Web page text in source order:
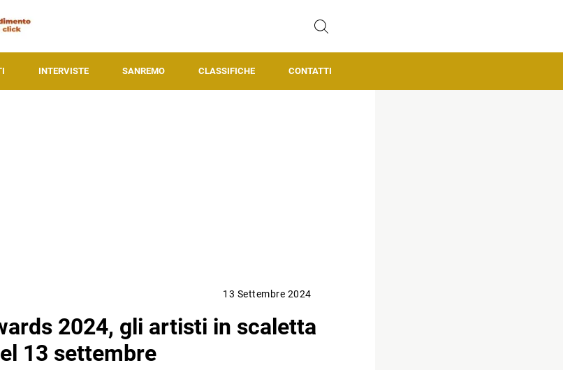
INTERVISTE SANREMO CLASSIFICHE CONTATTI
13 Settembre 2024
2024, gli artisti in scaletta
13 settembre